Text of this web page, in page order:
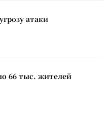
атаки
66 тыс. жителей